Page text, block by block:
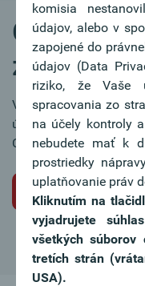
Oberbank
Viac než 2.000
úspechu.
Chcete sa tiež stať
Iniciatívna žiadosť
komisia
údajov, alebo v
zapojené do
údajov (Data
riziko, že Vaše
spracovania zo
na účely kontroly
nebudete mať k
prostriedky
uplatňovanie práv
Kliknutím na
vyjadrujete
všetkých
tretích strán
USA).